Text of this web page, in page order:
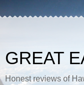
GREAT
Honest reviews of